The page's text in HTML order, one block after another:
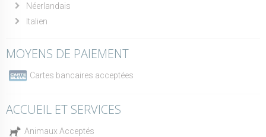
Néerlandais
Italien
MOYENS DE PAIEMENT
Cartes bancaires acceptées
ACCUEIL ET SERVICES
Animaux Acceptés